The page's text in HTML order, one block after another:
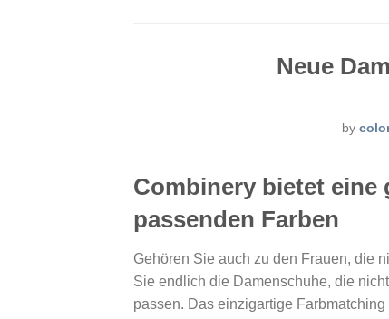
Neue
by
Combinery bietet eine
passenden Farben
Gehören Sie auch zu den Frauen, die
Sie endlich die Damenschuhe, die
passen. Das einzigartige